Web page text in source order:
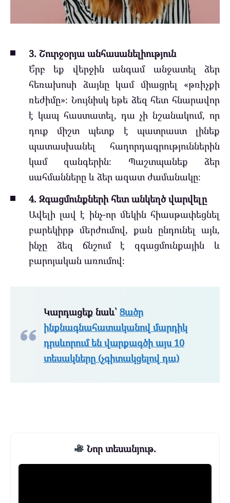
3. Շուրջօրյա անհասանելիություն
Ե՞րբ եք վերջին անգամ անջատել ձեր
հեռախոսի ձայնը կամ միացրել «թռիչքի
ռեժիմը»։ Նույնիսկ եթե ձեզ հետ հնարավոր
է կապ հաստատել, դա չի նշանակում, որ
դուք միշտ պետք է պատրաստ լինեք
պատասխանել հաղորդագրություններին
կամ զանգերին։ Պաշտպանեք ձեր
սահմանները և ձեր ազատ ժամանակը։
4. Զգացմունքների հետ անկեղծ վարվելը
Ավելի լավ է ինչ-որ մեկին հիասթափեցնել
բարեկիրթ մերժումով, քան ընդունել այն,
ինչը ձեզ ճնշում է զգացմունքային և
բարոյական առումով։
Կարդացեք նաև՝ Ցածր
ինքնագնահատականով մարդիկ
դրսևորում են վարքագծի այս 10
տեսակները (չգիտակցելով դա)
Նոր տեսանյութ.